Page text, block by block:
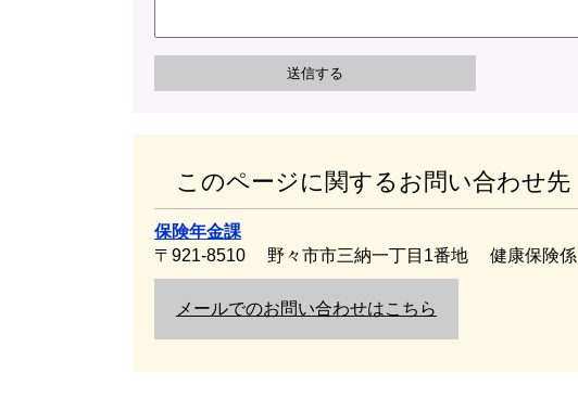
このページに関するお問い合わせ先
保険年金課
〒921-8510
野々市市三納一丁目1番地 健康保険係
メールでのお問い合わせはこちら